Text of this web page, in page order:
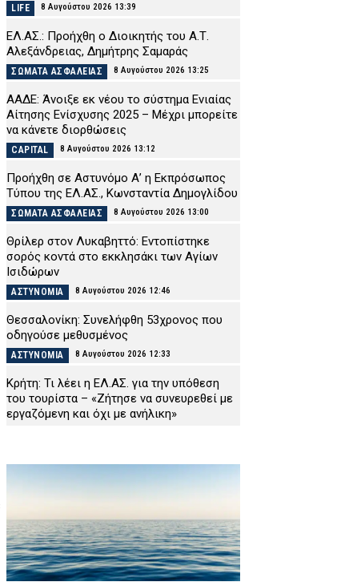
LIFE 8 Αυγούστου 2026 13:39
ΕΛ.ΑΣ.: Προήχθη ο Διοικητής του Α.Τ.
Αλεξάνδρειας, Δημήτρης Σαμαράς
ΣΩΜΑΤΑ ΑΣΦΑΛΕΙΑΣ 8 Αυγούστου 2026 13:25
ΑΑΔΕ: Άνοιξε εκ νέου το σύστημα Ενιαίας
Αίτησης Ενίσχυσης 2025 – Μέχρι μπορείτε
να κάνετε διορθώσεις
CAPITAL 8 Αυγούστου 2026 13:12
Προήχθη σε Αστυνόμο Α’ η Εκπρόσωπος
Τύπου της ΕΛ.ΑΣ., Κωνσταντία Δημογλίδου
ΣΩΜΑΤΑ ΑΣΦΑΛΕΙΑΣ 8 Αυγούστου 2026 13:00
Θρίλερ στον Λυκαβηττό: Εντοπίστηκε
σορός κοντά στο εκκλησάκι των Αγίων
Ισιδώρων
ΑΣΤΥΝΟΜΙΑ 8 Αυγούστου 2026 12:46
Θεσσαλονίκη: Συνελήφθη 53χρονος που
οδηγούσε μεθυσμένος
ΑΣΤΥΝΟΜΙΑ 8 Αυγούστου 2026 12:33
Κρήτη: Τι λέει η ΕΛ.ΑΣ. για την υπόθεση
του τουρίστα – «Ζήτησε να συνευρεθεί με
εργαζόμενη και όχι με ανήλικη»
Χαλκιδική: Οκτάχρονος χτύπησε το κεφάλι
Συνελήφθη 14χρονος για κλοπές στην
Πάτρα – Δεν είχε εκδόσει ταυτότητα
ΑΣΤΥΝΟΜΙΑ 8 Αυγούστου 2026 11:54